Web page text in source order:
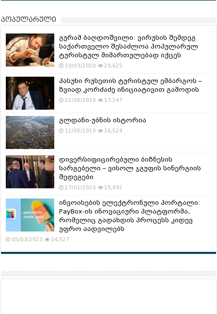
პოპულარული
გურამ ბაღდოშვილი: ვირუსის შემდეგ
საქართველო შესაძლოა პოპულარულ
ტურისტულ მიმართულებად იქცეს
19/03/2020 20,625
პასუხი რუსეთის ტურისტულ ემბარგოს –
ზვიად კორძაძე ინიციატივით გამოდის
22/06/2019 17,247
გლდანი-უბნის ისტორია
12/05/2019 16,524
დივერსიფიცირებული ბიზნესის
სარგებელი – ვისოლ ჯგუფის სინერგიის
შედეგები
27/01/2020 15,492
ინვოისების ელექტრონული პორტალი:
PayBox-ის ინოვაციური პლატფორმა,
რომელიც გადახდის პროცესს კიდევ
უფრო აადვილებს
05/03/2023 14,527